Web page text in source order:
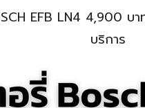
EFB LN4 4,900
บริการ